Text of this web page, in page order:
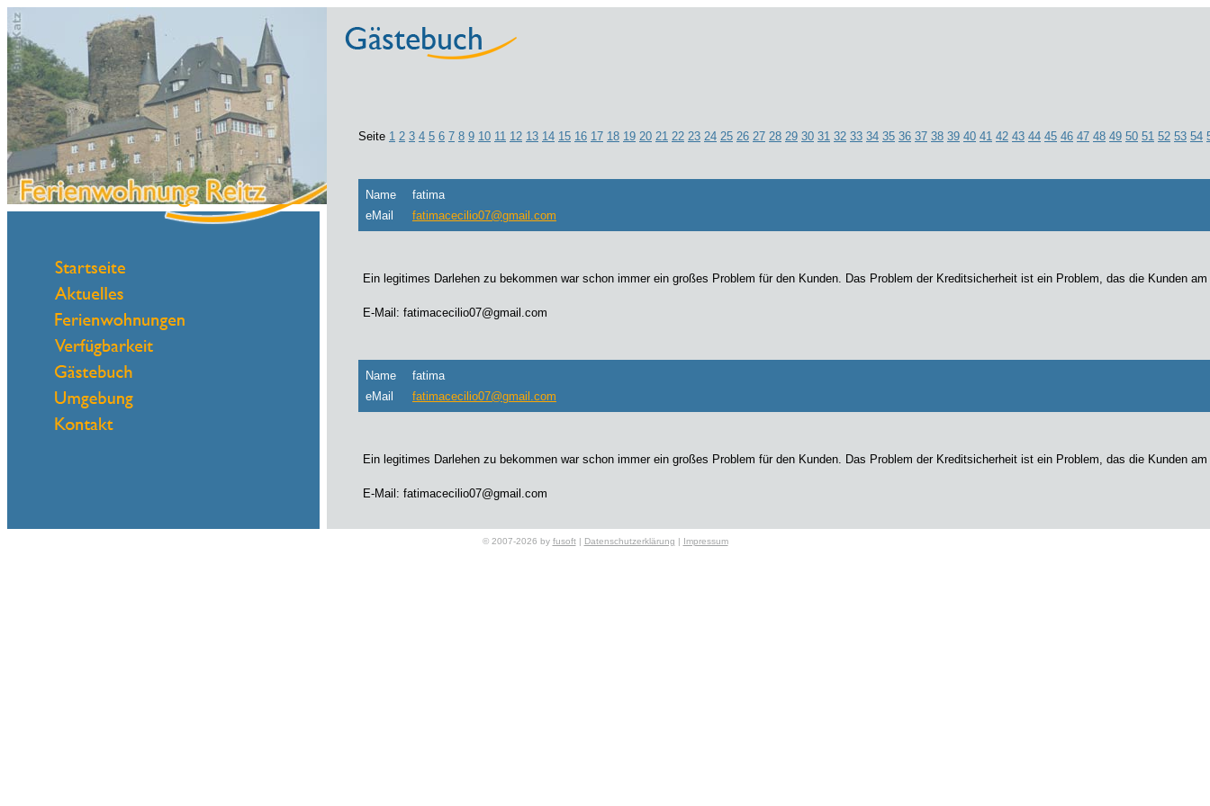
Seite 1 2 3 4 5 6 7 8 9 10 11 12 13 14 15 16 17 18 19 20 21 22 23 24 25 26 27 28 29 30 31 32 33 34 35 36 37 38 39 40 41 42 43 44 45 46 47 48 49 50 51 52 53 54
Name
fatima
eMail
fatimacecilio07@gmail.com
Ein legitimes Darlehen zu bekommen war schon immer ein großes Problem für den Kunden. Das Problem der Kreditsicherheit ist ein Problem, das die
E-Mail: fatimacecilio07@gmail.com
Name
fatima
eMail
fatimacecilio07@gmail.com
Ein legitimes Darlehen zu bekommen war schon immer ein großes Problem für den Kunden. Das Problem der Kreditsicherheit ist ein Problem, das die
E-Mail: fatimacecilio07@gmail.com
© 2007-2026 by fusoft| Datenschutzerklärung | Impressum